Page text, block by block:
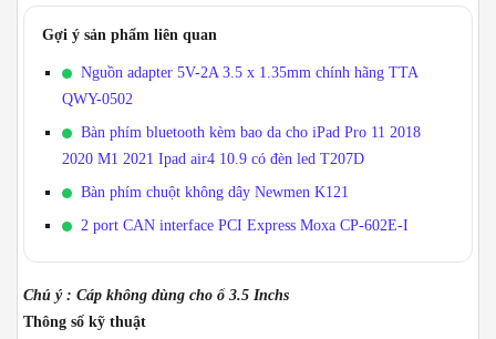
Gợi ý sản phẩm liên quan
Nguồn adapter 5V-2A 3.5 x 1.35mm chính hãng TTA
QWY-0502
Bàn phím bluetooth kèm bao da cho iPad Pro 11 2018
2020 M1 2021 Ipad air4 10.9 có đèn led T207D
Bàn phím chuột không dây Newmen K121
2 port CAN interface PCI Express Moxa CP-602E-I
Chú ý : Cáp không dùng cho ổ 3.5 Inchs
Thông số kỹ thuật